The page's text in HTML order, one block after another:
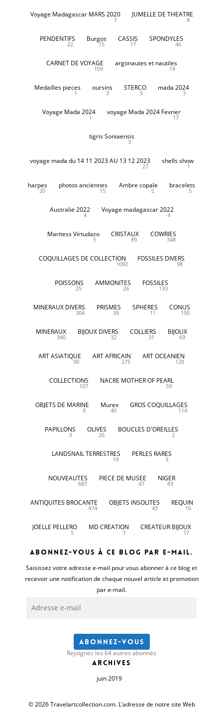
Voyage Madagascar MARS 2020
7
JUMELLE DE THEATRE
8
PENDENTIFS
22
Burgos
15
CASSIS
17
SPONDYLES
46
CARNET DE VOYAGE
109
argonautes et nautiles
18
Medailles pieces
1
oursins
3
STERCO
5
mada 2024
3
Voyage Mada 2024
1
voyage Mada 2024 Fevrier
17
tigris Soniaensis
3
voyage mada du 14 11 2023 AU 13 12 2023
27
shells show
1
harpes
20
photos anciennes
15
Ambre copale
2
bracelets
5
Australie 2022
4
Voyage madagascar 2022
4
Maritess Virtudazo
5
CRISTAUX
89
COWRIES
348
COQUILLAGES DE COLLECTION
1092
FOSSILES DIVERS
98
POISSONS
25
AMMONITES
26
FOSSILES
133
MINERAUX DIVERS
304
PRISMES
39
SPHERES
11
CONUS
190
MINERAUX
340
BIJOUX DIVERS
32
COLLIERS
31
BIJOUX
69
ART ASIATIQUE
90
ART AFRICAIN
275
ART OCEANIEN
128
COLLECTIONS
107
NACRE MOTHER OF PEARL
59
OBJETS DE MARINE
9
Murex
40
GROS COQUILLAGES
114
PAPILLONS
9
OLIVES
26
BOUCLES D'OREILLES
2
LANDSNAIL TERRESTRES
19
PERLES RARES
3
NOUVEAUTES
687
PIECE DE MUSEE
47
NIGER
83
ANTIQUITES BROCANTE
474
OBJETS INSOLITES
43
REQUIN
16
JOELLE PELLERO
5
MD CREATION
3
CREATEUR BIJOUX
17
Abonnez-vous à ce blog par e-mail.
Saisissez votre adresse e-mail pour vous abonner à ce blog et
recevoir une notification de chaque nouvel article et promotion
par e-mail.
e-
Abonnez-vous
Rejoignez les 64 autres abonnés
Archives
juin 2019
© 2026 Travelartcollection.com. L’adresse de notre site Web